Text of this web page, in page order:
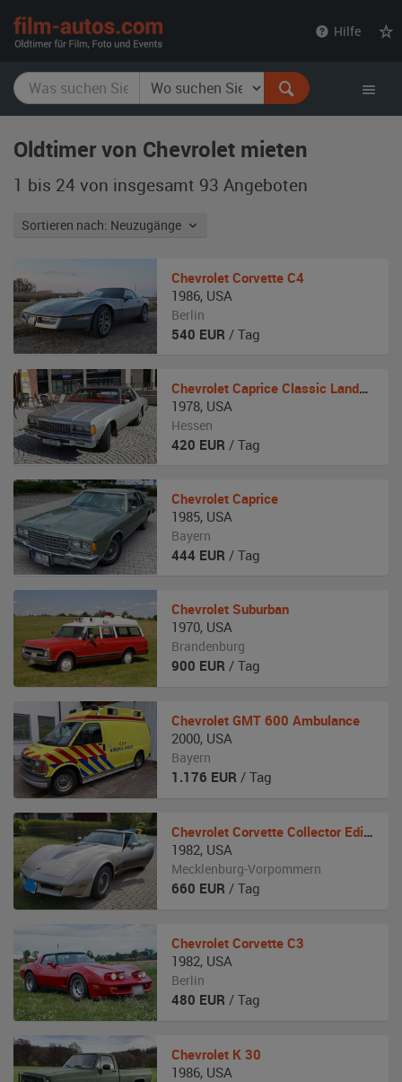
Hilfe
Oldtimer von Chevrolet mieten
1 bis 24 von insgesamt 93 Angeboten
Sortieren nach: Neuzugänge
Chevrolet Corvette C4
1986, USA
Berlin
540 EUR / Tag
Chevrolet Caprice Classic Landau Coupe
1978, USA
Hessen
420 EUR / Tag
Chevrolet Caprice
1985, USA
Bayern
444 EUR / Tag
Chevrolet Suburban
1970, USA
Brandenburg
900 EUR / Tag
Chevrolet GMT 600 Ambulance
2000, USA
Bayern
1.176 EUR / Tag
Chevrolet Corvette Collector Edition
1982, USA
Mecklenburg-Vorpommern
660 EUR / Tag
Chevrolet Corvette C3
1982, USA
Berlin
480 EUR / Tag
Chevrolet K 30
1986, USA